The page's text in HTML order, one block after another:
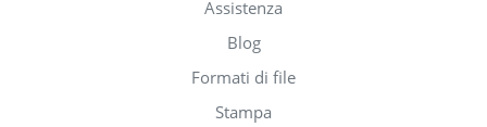
Assistenza
Blog
Formati di file
Stampa